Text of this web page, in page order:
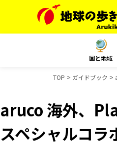
国と地域
TOP ガイドブック
aruco 海外、
スペシャルコラ